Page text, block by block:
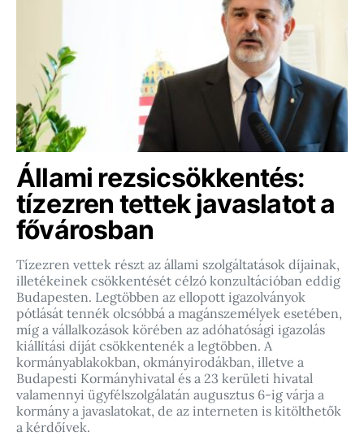
Állami rezsicsökkentés:
tízezren tettek javaslatot a
fővárosban
Tízezren vettek részt az állami szolgáltatások díjainak,
illetékeinek csökkentését célzó konzultációban eddig
Budapesten. Legtöbben az ellopott igazolványok
pótlását tennék olcsóbbá a magánszemélyek esetében,
míg a vállalkozások körében az adóhatósági igazolás
kiállítási díját csökkentenék a legtöbben. A
kormányablakokban, okmányirodákban, illetve a
Budapesti Kormányhivatal és a 23 kerületi hivatal
valamennyi ügyfélszolgálatán augusztus 6-ig várja a
kormány a javaslatokat, de az interneten is kitölthetők
a kérdőívek.